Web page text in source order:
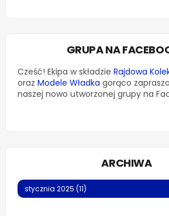
GRUPA NA
Cześć! Ekipa w składzie Rajdowa
oraz Modele Władka gorąco
naszej nowo utworzonej grupy na
ARCHIWA